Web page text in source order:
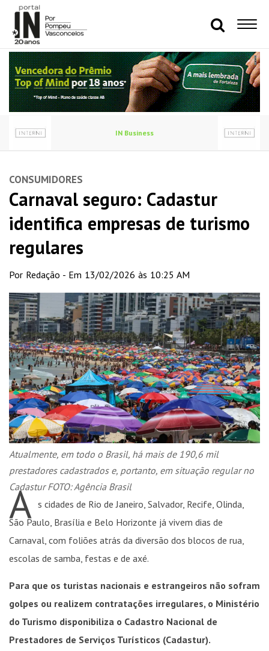
IN Business
CONSUMIDORES
Carnaval seguro: Cadastur
identifica empresas de turismo
regulares
Por Redação - Em 13/02/2026 às 10:25 AM
Atualmente, em todo o Brasil, há mais de 190,6 mil
prestadores cadastrados e, portanto, em situação regular no
Cadastur FOTO: Agência Brasil
A s cidades de Rio de Janeiro, Salvador, Recife, Olinda,
São Paulo, Brasília e Belo Horizonte já vivem dias de
Carnaval, com foliões atrás da diversão dos blocos de rua,
escolas de samba, festas e de axé.
Para que os turistas nacionais e estrangeiros não sofram
golpes ou realizem contratações irregulares, o Ministério
do Turismo disponibiliza o Cadastro Nacional de
Prestadores de Serviços Turísticos (Cadastur).